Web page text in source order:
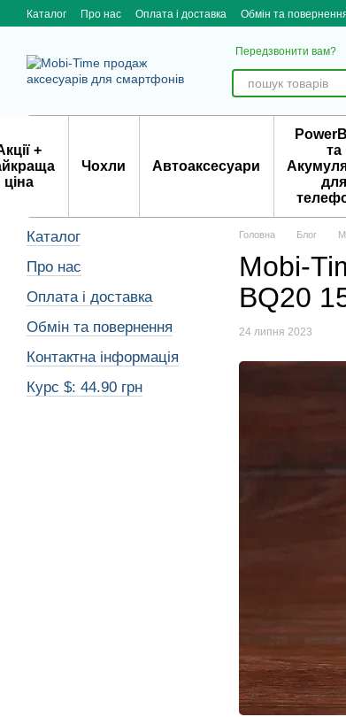
Skip to main content
Каталог Про нас Оплата і доставка Обмін та
Передзвонити вам?
+
ціна
Чохли Автоаксесуари
та
для
Головна Блог
Mobi-
BQ20
24 липня 2023
Каталог
Про нас
Оплата і доставка
Обмін та повернення
Контактна інформація
Курс $: 44.90 грн